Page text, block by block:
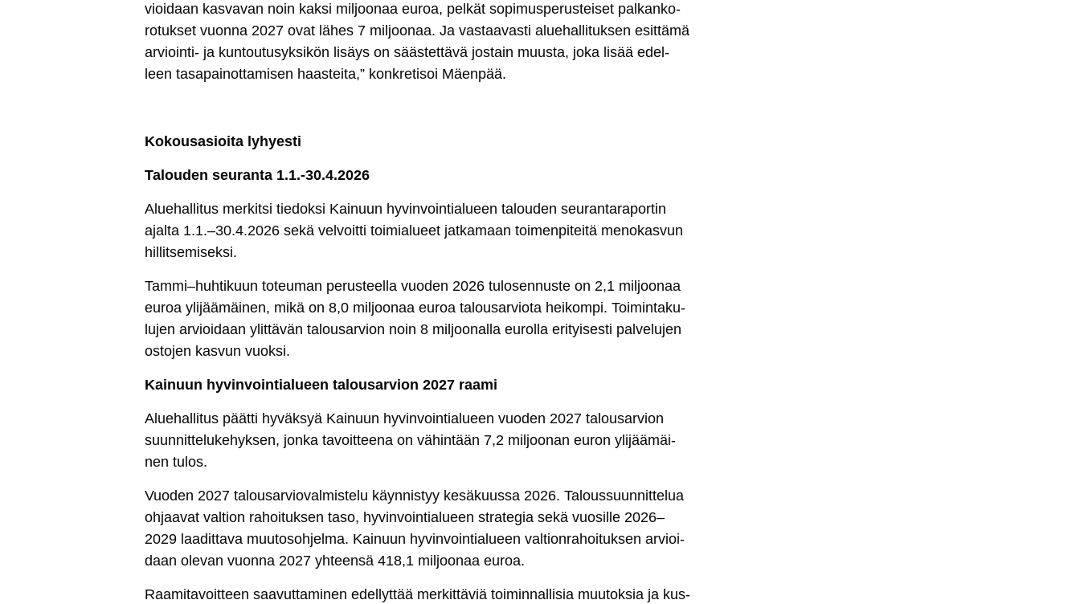
vioi­daan kas­va­van noin kak­si mil­joo­naa eu­roa, pel­kät so­pi­mus­pe­rus­tei­set pal­kan­ko­
ro­tuk­set vuon­na 2027 ovat lä­hes 7 mil­joo­naa. Ja vas­taa­vas­ti alue­hal­li­tuk­sen esit­tä­mä
ar­vioin­ti- ja kun­tou­tu­syk­si­kön li­säys on sääs­tet­tä­vä jos­tain muus­ta, jo­ka li­sää edel­
leen ta­sa­pai­not­ta­mi­sen haas­tei­ta,” konk­re­ti­soi Mäen­pää.
Ko­kou­sa­sioi­ta ly­hyes­ti
Ta­lou­den seu­ran­ta 1.1.-30.4.2026
Alue­hal­li­tus mer­kit­si tie­dok­si Kai­nuun hy­vin­voin­tia­lueen ta­lou­den seu­ran­ta­ra­por­tin
ajal­ta 1.1.–30.4.2026 se­kä vel­voit­ti toi­mia­lueet jat­ka­maan toi­men­pi­tei­tä me­no­kas­vun
hil­lit­se­mi­sek­si.
Tam­mi–huh­ti­kuun to­teu­man pe­rus­teel­la vuo­den 2026 tu­lo­sen­nus­te on 2,1 mil­joo­naa
eu­roa yli­jää­mäi­nen, mi­kä on 8,0 mil­joo­naa eu­roa ta­lou­sar­vio­ta hei­kom­pi. Toi­min­ta­ku­
lu­jen ar­vioi­daan ylit­tä­vän ta­lou­sar­vion noin 8 mil­joo­nal­la eu­rol­la eri­tyi­ses­ti pal­ve­lu­jen
os­to­jen kas­vun vuok­si.
Kai­nuun hy­vin­voin­tia­lueen ta­lou­sar­vion 2027 raa­mi
Alue­hal­li­tus päät­ti hy­väk­syä Kai­nuun hy­vin­voin­tia­lueen vuo­den 2027 ta­lou­sar­vion
suun­nit­te­lu­ke­hyk­sen, jon­ka ta­voit­tee­na on vä­hin­tään 7,2 mil­joo­nan eu­ron yli­jää­mäi­
nen tu­los.
Vuo­den 2027 ta­lou­sar­vio­val­mis­te­lu käyn­nis­tyy ke­sä­kuus­sa 2026. Ta­lous­suun­nit­te­lua
oh­jaa­vat val­tion ra­hoi­tuk­sen ta­so, hy­vin­voin­tia­lueen st­ra­te­gia se­kä vuo­sil­le 2026–
2029 laa­dit­ta­va muu­to­soh­jel­ma. Kai­nuun hy­vin­voin­tia­lueen val­tion­ra­hoi­tuk­sen ar­vioi­
daan ole­van vuon­na 2027 yh­teen­sä 418,1 mil­joo­naa eu­roa.
Raa­mi­ta­voit­teen saa­vut­ta­mi­nen edel­lyt­tää mer­kit­tä­viä toi­min­nal­li­sia muu­tok­sia ja kus­